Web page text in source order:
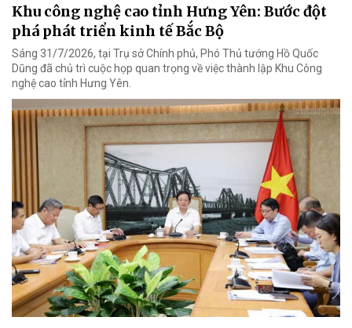
Khu công nghệ cao tỉnh Hưng Yên: Bước đột
phá phát triển kinh tế Bắc Bộ
Sáng 31/7/2026, tại Trụ sở Chính phủ, Phó Thủ tướng Hồ Quốc
Dũng đã chủ trì cuộc họp quan trọng về việc thành lập Khu Công
nghệ cao tỉnh Hưng Yên.